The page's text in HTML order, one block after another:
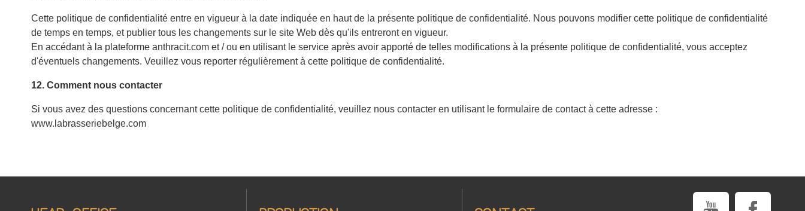
Cette politique de confidentialité entre en vigueur à la date indiquée en haut de la présente politique de confidentialité. Nous pouvons modifier cette politique de confidentialité
de temps en temps, et publier tous les changements sur le site Web dès qu'ils entreront en vigueur.
En accédant à la plateforme anthracit.com et / ou en utilisant le service après avoir apporté de telles modifications à la présente politique de confidentialité, vous acceptez
d'éventuels changements. Veuillez vous reporter régulièrement à cette politique de confidentialité.
12. Comment nous contacter
Si vous avez des questions concernant cette politique de confidentialité, veuillez nous contacter en utilisant le formulaire de contact à cette adresse :
www.labrasseriebelge.com